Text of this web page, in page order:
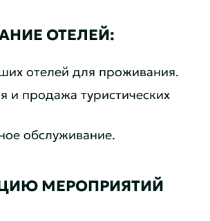
ОТЕЛЕЙ:
отелей для проживания.
и продажа туристических
обслуживание.
МЕРОПРИЯТИЙ